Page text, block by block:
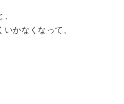
かなくなって、